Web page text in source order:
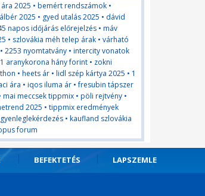
2025 • bemért rendszámok •
2025 • gyed utalás 2025 • dávid
napos időjárás előrejelzés • máv
• szlovákia méh telep árak • várható
• 2253 nyomtatvány • intercity vonatok
1 aranykorona hány forint • zokni
• heets ár • lidl szép kártya 2025 • 1
ára • iqos iluma ár •fresubin tápszer
mai meccsek tippmix • pöli rejtvény •
2025 • tippmix eredmények
• kaufland szlovákia
forum
BEFEKTETÉS LAPSZEMLE